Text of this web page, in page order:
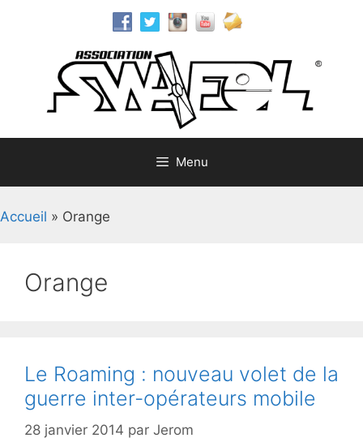
Menu
Accueil » Orange
Orange
Le Roaming : nouveau volet de la
guerre inter-opérateurs mobile
28 janvier 2014 par Jerom